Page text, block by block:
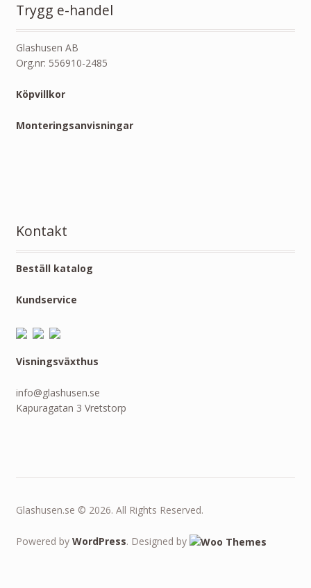
Trygg e-handel
Glashusen AB
Org.nr: 556910-2485
Köpvillkor
Monteringsanvisningar
Kontakt
Beställ katalog
Kundservice
Visningsväxthus
info@glashusen.se
Kapuragatan 3 Vretstorp
Glashusen.se © 2026. All Rights Reserved.
Powered by WordPress. Designed by